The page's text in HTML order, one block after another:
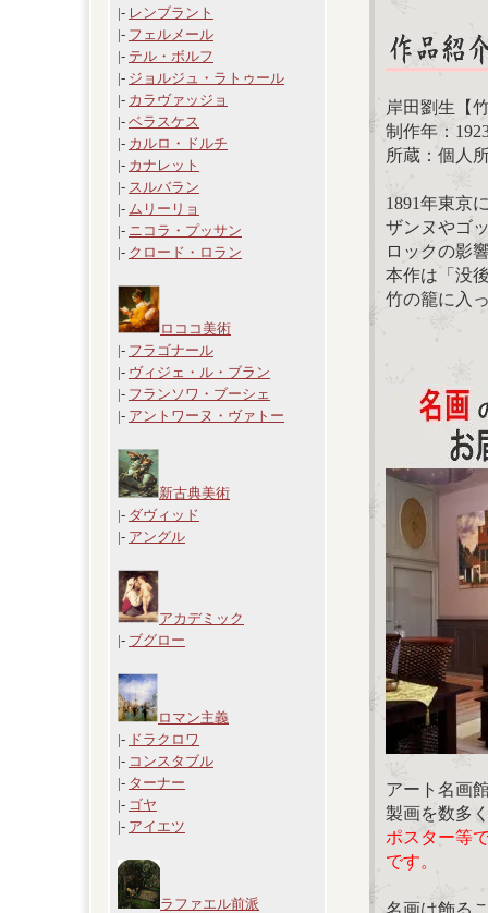
|- レンブラント
|- フェルメール
|- テル・ボルフ
|- ジョルジュ・ラトゥール
|- カラヴァッジョ
|- ベラスケス
|- カルロ・ドルチ
|- カナレット
|- スルバラン
|- ムリーリョ
|- ニコラ・プッサン
|- クロード・ロラン
ロココ美術
|- フラゴナール
|- ヴィジェ・ル・ブラン
|- フランソワ・ブーシェ
|- アントワーヌ・ヴァトー
新古典美術
|- ダヴィッド
|- アングル
アカデミック
|- ブグロー
ロマン主義
|- ドラクロワ
|- コンスタブル
|- ターナー
|- ゴヤ
|- アイエツ
ラファエル前派
岸田劉生【
制作年：
所蔵：個人
1891年東京
ザンヌやゴ
ロックの影
本作は「没
竹の籠に入
アート名画
製画を数多
ポスター等
です。